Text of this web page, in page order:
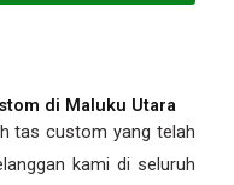
di Maluku Utara
tas custom yang telah
kami di seluruh